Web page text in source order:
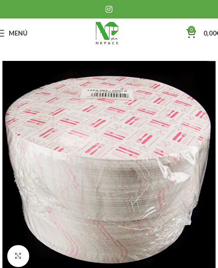
MENÚ 0 0,00
Clic para ampliar